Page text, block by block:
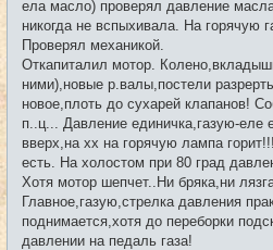
ела масло) проверял давление
никогда не вспыхивала. На горячую
Проверял механикой.
Откапиталил мотор.
ними),новые р.валы,постели
новое,плоть до сухарей клапанов!
п..ц... Давление единичка,газую-еле
вверх,на хх на горячую лампа
есть. На холостом при 80 град
Хотя мотор шепчет..Ни бряка,ни
Главное,газую,стрелка давления
поднимается,хотя до переборки
давлении на педаль газа!